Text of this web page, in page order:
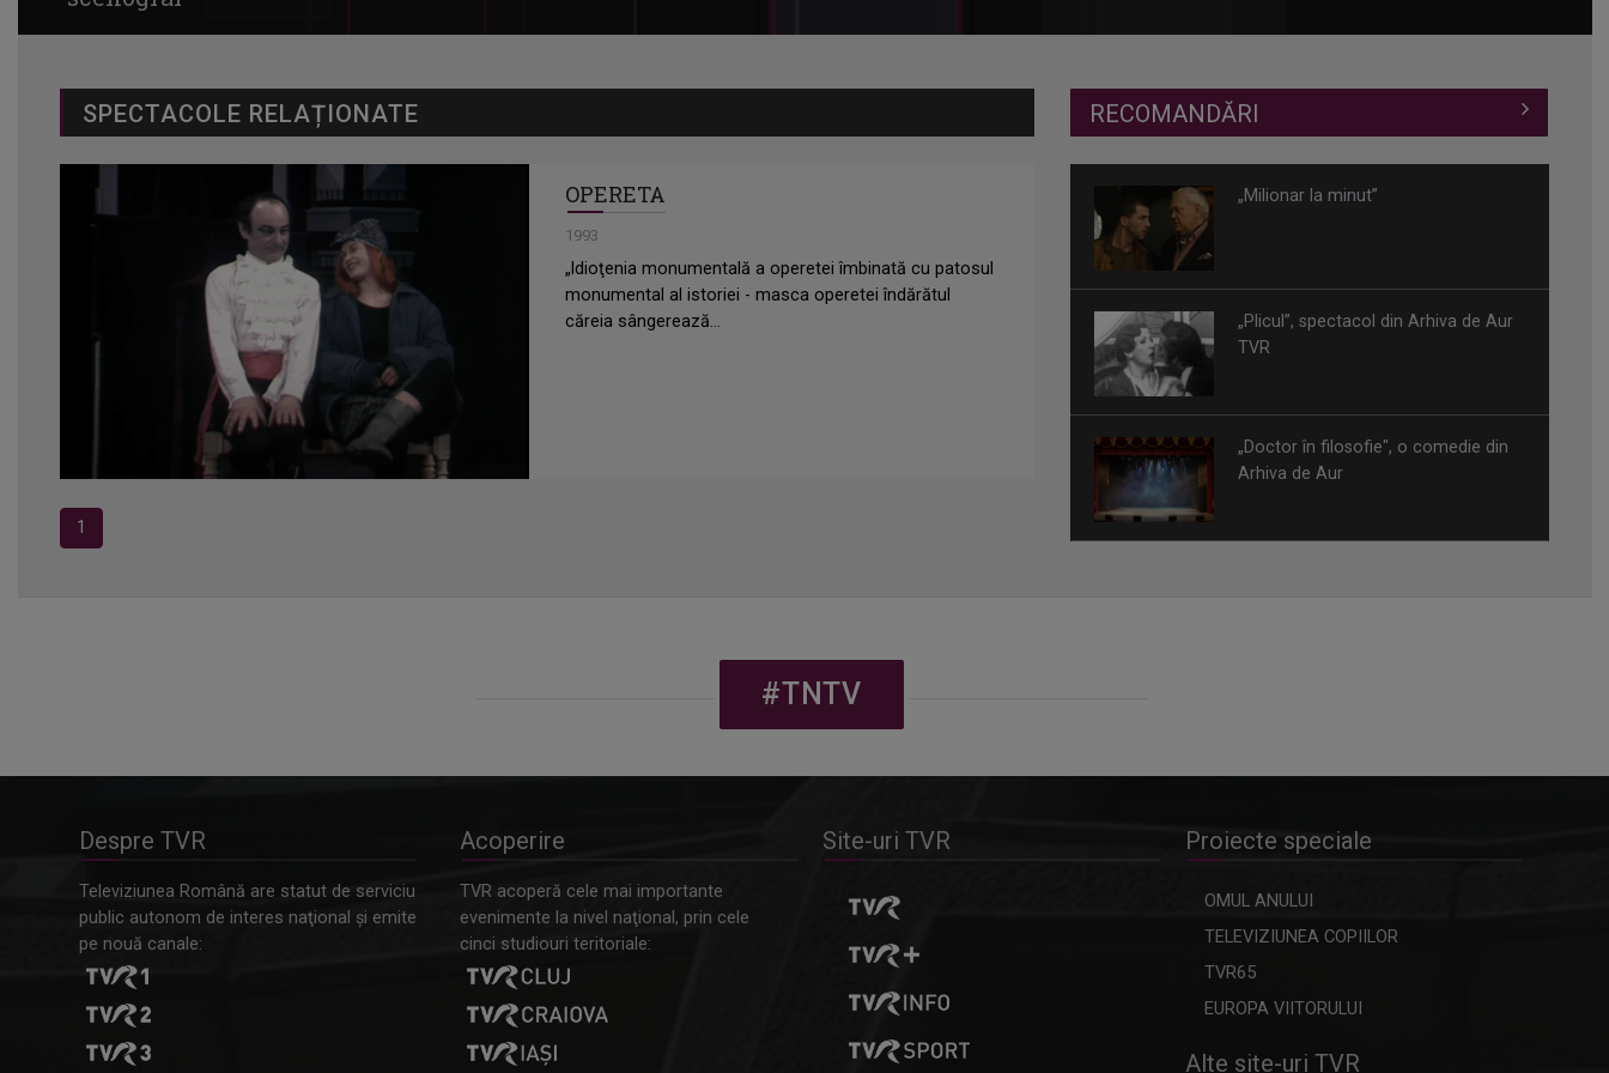
SPECTACOLE RELAȚIONATE
OPERETA
1993
„ldioţenia monumentală a operetei îmbinată cu patosul
monumental al istoriei - masca operetei îndărătul
căreia sângerează...
1
RECOMANDĂRI
„Milionar la minut”
„Plicul”, spectacol din Arhiva de Aur
TVR
„Doctor în filosofie", o comedie din
Arhiva de Aur
#TNTV
Despre TVR
Televiziunea Română are statut de serviciu
public autonom de interes naţional şi emite
pe nouă canale:
Acoperire
TVR acoperă cele mai importante
evenimente la nivel naţional, prin cele
cinci studiouri teritoriale:
Site-uri TVR Proiecte speciale
OMUL ANULUI
TELEVIZIUNEA COPIILOR
TVR65
EUROPA VIITORULUI
Alte site-uri TVR